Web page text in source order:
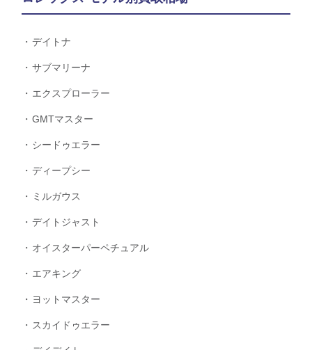
デイトナ
サブマリーナ
エクスプローラー
GMTマスター
シードゥエラー
ディープシー
ミルガウス
デイトジャスト
オイスターパーペチュアル
エアキング
ヨットマスター
スカイドゥエラー